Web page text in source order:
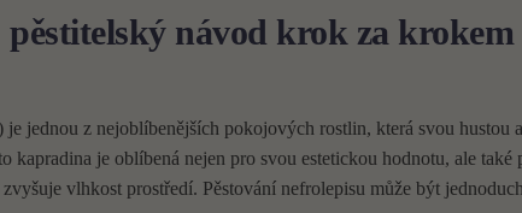
návod krok za krokem
jednou z nejoblíbenějších pokojových rostlin, která svou hustou
kapradina je oblíbená nejen pro svou estetickou hodnotu, ale také
vlhkost prostředí. Pěstování nefrolepisu může být